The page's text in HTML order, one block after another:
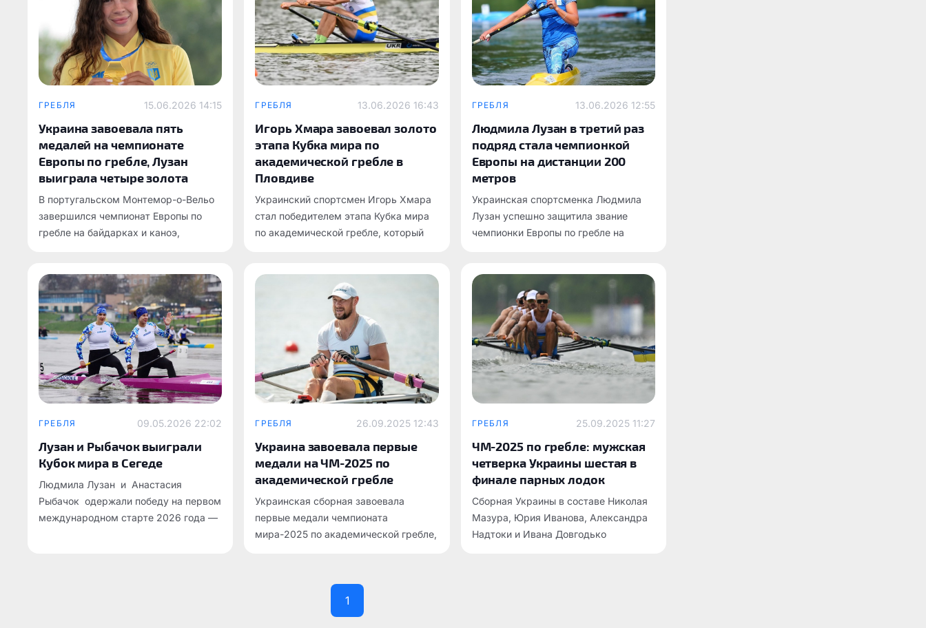
ГРЕБЛЯ 15.06.2026 14:15
Украина завоевала пять
медалей на чемпионате
Европы по гребле, Лузан
выиграла четыре золота
В португальском Монтемор-о-Вельо
завершился чемпионат Европы по
гребле на байдарках и каноэ,
ГРЕБЛЯ 13.06.2026 16:43
Игорь Хмара завоевал золото
этапа Кубка мира по
академической гребле в
Пловдиве
Украинский спортсмен Игорь Хмара
стал победителем этапа Кубка мира
по академической гребле, который
ГРЕБЛЯ 13.06.2026 12:55
Людмила Лузан в третий раз
подряд стала чемпионкой
Европы на дистанции 200
метров
Украинская спортсменка Людмила
Лузан успешно защитила звание
чемпионки Европы по гребле на
ГРЕБЛЯ 09.05.2026 22:02
Лузан и Рыбачок выиграли
Кубок мира в Сегеде
Людмила Лузан и Анастасия
Рыбачок одержали победу на первом
международном старте 2026 года —
ГРЕБЛЯ 26.09.2025 12:43
Украина завоевала первые
медали на ЧМ-2025 по
академической гребле
Украинская сборная завоевала
первые медали чемпионата
мира-2025 по академической гребле,
ГРЕБЛЯ 25.09.2025 11:27
ЧМ-2025 по гребле: мужская
четверка Украины шестая в
финале парных лодок
Сборная Украины в составе Николая
Мазура, Юрия Иванова, Александра
Надтоки и Ивана Довгодько
1